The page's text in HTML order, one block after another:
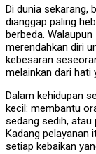
Di dunia sekarang,
dianggap paling
berbeda.
merendahkan diri
kebesaran
melainkan dari hati
Dalam kehidupan
kecil: membantu
sedang sedih, atau
Kadang pelayanan
setiap kebaikan